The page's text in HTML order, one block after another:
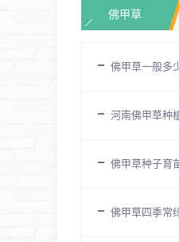
佛甲草
佛甲草一般多
佛甲草种子育